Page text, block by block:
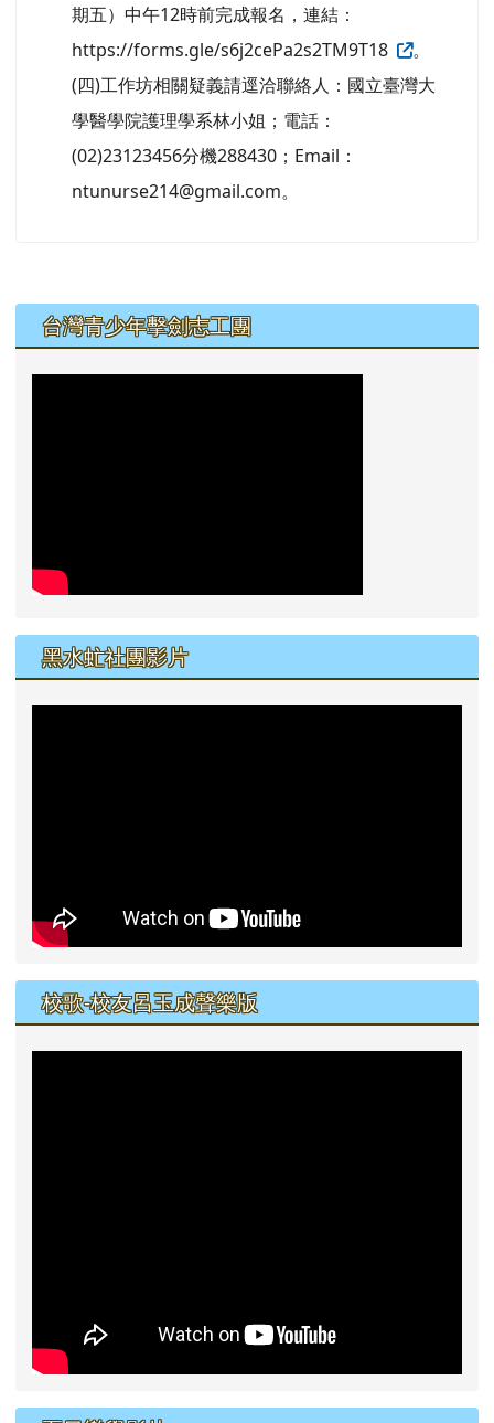
期五）中午12時前完成報名，連結：
https://forms.gle/s6j2cePa2s2TM9T18
。
(四)工作坊相關疑義請逕洽聯絡人：國立臺灣大
學醫學院護理學系林小姐；電話：
(02)23123456分機288430；Email：
ntunurse214@gmail.com。
左邊區域內容
台灣青少年擊劍志工團
黑水虻社團影片
校歌-校友呂玉成聲樂版